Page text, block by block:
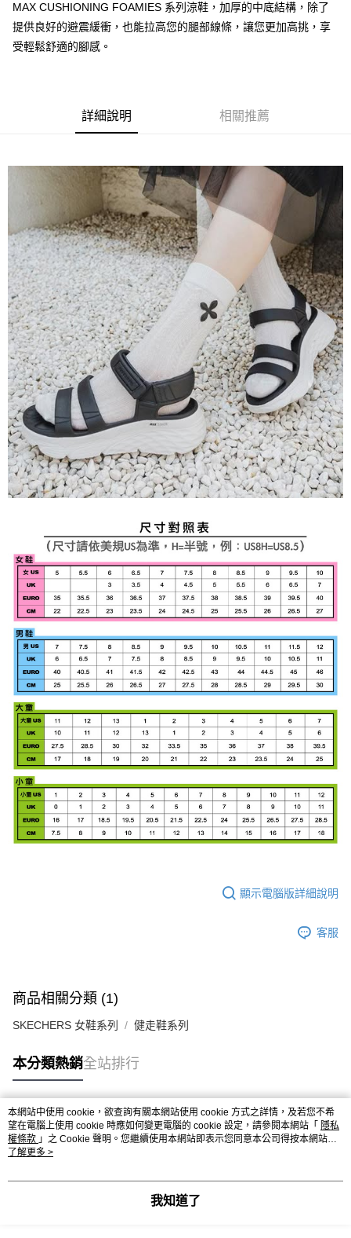
宅配
每筆NT$80，滿NT$1,000(含以上)免運費
MAX CUSHIONING FOAMIES 系列涼鞋，加厚的中底結構，除了
提供良好的避震緩衝，也能拉高您的腿部線條，讓您更加高挑，享
受輕鬆舒適的腳感。
詳細說明 相關推薦
顯示電腦版詳細說明
客服
商品相關分類 (1)
SKECHERS 女鞋系列 健走鞋系列
本分類熱銷全站排行
熱門標籤
本網站中使用 cookie，欲查詢有關本網站使用 cookie 方式之詳情，及若您不希
望在電腦上使用 cookie 時應如何變更電腦的 cookie 設定，請參閱本網站「 隱私
權條款 」之 Cookie 聲明。您繼續使用本網站即表示您同意本公司得按本網站使
用條款之 Cookie 聲明使用 cookie。
了解更多 >
我知道了